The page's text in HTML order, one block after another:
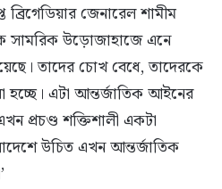
ব্রিগেডিয়ার জেনারেল শামীম
সামরিক উড়োজাহাজে এনে
তাদের চোখ বেধে, তাদেরকে
এটা আন্তর্জাতিক আইনের
প্রচণ্ড শক্তিশালী একটা
উচিত এখন আন্তর্জাতিক